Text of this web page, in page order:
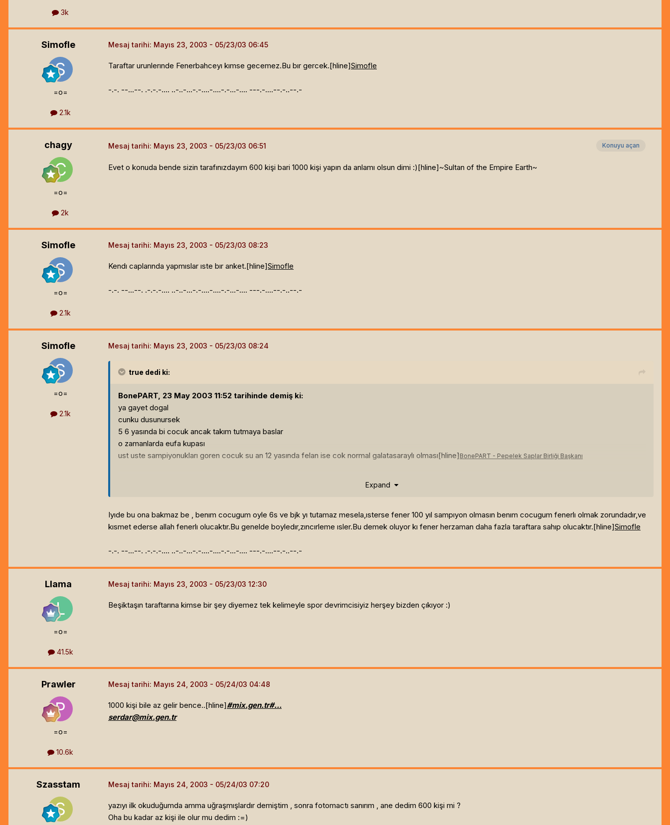
3k
Simofle
=o=
2.1k
Mesaj tarihi: Mayıs 23, 2003
Taraftar urunlerınde Fenerbahceyı kımse gecemez.Bu bır gercek.[hline]Simofle
-.-. --...--. .-.-.-.... ..-..-...-.-....-....-.-...-.... ---.-....--.-..--.-
chagy
=o=
2k
Konuyu açan
Mesaj tarihi: Mayıs 23, 2003
Evet o konuda bende sizin tarafınızdayım 600 kişi bari 1000 kişi yapın da anlamı olsun dimi :)[hline]~Sultan of the Empire Earth~
Simofle
=o=
2.1k
Mesaj tarihi: Mayıs 23, 2003
Kendı caplarında yapmıslar ıste bır anket.[hline]Simofle
-.-. --...--. .-.-.-.... ..-..-...-.-....-....-.-...-.... ---.-....--.-..--.-
Simofle
=o=
2.1k
Mesaj tarihi: Mayıs 23, 2003
true dedi ki:
BonePART, 23 May 2003 11:52 tarihinde demiş ki:
ya gayet dogal
cunku dusunursek
5 6 yasında bi cocuk ancak takım tutmaya baslar
o zamanlarda eufa kupası
ust uste sampiyonukları goren cocuk su an 12 yasında felan ise cok normal galatasaraylı olması[hline] BonePART - Pepelek Saplar Birliği Başkanı
You must respect my authoritaaaaaaa.
BonePART FriarHealSuxx of Hun - Kay Server - Level 50 Drunken Friaa -(At last)
Expand
Iyıde bu ona bakmaz be , benım cocugum oyle 6s ve bjk yı tutamaz mesela,ısterse fener 100 yıl sampıyon olmasın benım cocugum fenerlı olmak zorundadır,ve
kısmet ederse allah fenerlı olucaktır.Bu genelde boyledır,zıncırleme ısler.Bu demek oluyor kı fener herzaman daha fazla taraftara sahıp olucaktır.[hline]Simofle
-.-. --...--. .-.-.-.... ..-..-...-.-....-....-.-...-.... ---.-....--.-..--.-
Llama
=o=
41.5k
Mesaj tarihi: Mayıs 23, 2003
Beşiktaşın taraftarına kimse bir şey diyemez tek kelimeyle spor devrimcisiyiz herşey bizden çıkıyor :)
Prawler
=o=
10.6k
Mesaj tarihi: Mayıs 24, 2003
1000 kişi bile az gelir bence..[hline]#mix.gen.tr#...
serdar@mix.gen.tr
Szasstam Mesaj tarihi: Mayıs 24, 2003
yazıyı ilk okuduğumda amma uğraşmışlardır demiştim , sonra fotomactı sanırım , ane dedim 600 kişi mi ?
Oha bu kadar az kişi ile olur mu dedim :=)